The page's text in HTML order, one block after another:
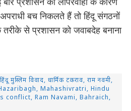
बच निकलते हैं तो हिंदू संगठनों
से प्रशासन को जवाबदेह बनाना
मुस्लिम विवाद, धार्मिक टकराव, राम नवमी,
Mahashivratri, Hindu
Ram Navami, Bahraich,